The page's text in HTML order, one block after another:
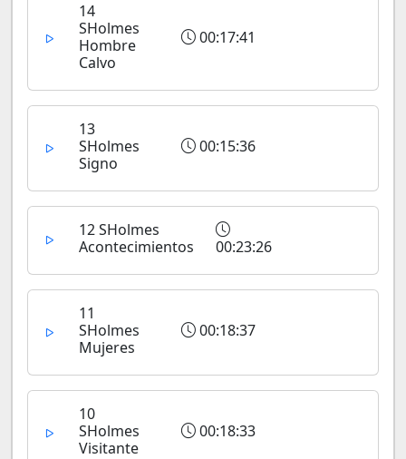
14
SHolmes
Hombre
Calvo
00:17:41
13
SHolmes
Signo
00:15:36
12 SHolmes
Acontecimientos
00:23:26
11
SHolmes
Mujeres
00:18:37
10
SHolmes
Visitante
00:18:33